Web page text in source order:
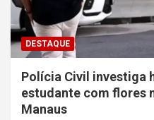
DESTAQUE
Polícia Civil investiga
estudante com flores
Manaus